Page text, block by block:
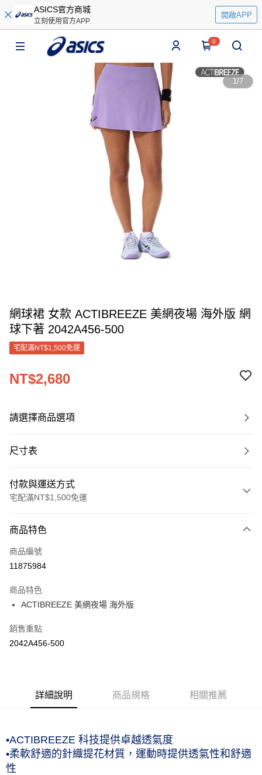
ASICS官方商城
立刻使用官方APP
開啟APP
0
1/7
網球裙 女款 ACTIBREEZE 美網夜場 海外版 網
球下著 2042A456-500
宅配滿NT$1,500免運
NT$2,680
請選擇商品選項
尺寸表
付款與運送方式
宅配滿NT$1,500免運
信用卡一次付款
運送方式
黑貓宅急便 (僅限台灣本島，離島恕不配送) 預計2-3個工作天到貨
每筆NT$120，滿NT$1,500(含以上)免運費
商品特色
商品編號
11875984
商品特色
ACTIBREEZE 美網夜場 海外版
銷售重點
2042A456-500
詳細說明 商品規格 相關推薦
•ACTIBREEZE 科技提供卓越透氣度
•柔軟舒適的針織提花材質，運動時提供透氣性和舒適
性